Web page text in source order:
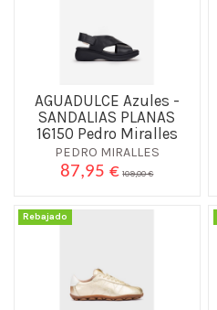
AGUADULCE Azules -
SANDALIAS PLANAS
16150 Pedro Miralles
PEDRO MIRALLES
87,95 € 109,00 €
Rebajado